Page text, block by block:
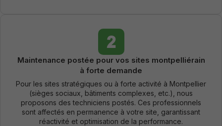
Maintenance postée pour vos sites montpelliérain
à forte demande
Pour les sites stratégiques ou à forte activité à Montpellier
(sièges sociaux, bâtiments complexes, etc.), nous
proposons des techniciens postés. Ces professionnels
sont affectés en permanence à votre site, garantissant
réactivité et optimisation de la performance.